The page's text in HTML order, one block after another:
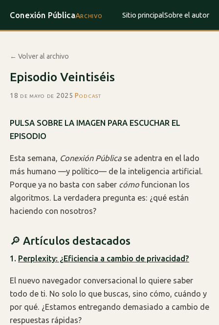
Conexión PúblicaArchivo Sitio principalSobre el autor
← Volver al archivo
Episodio Veintiséis
18 de mayo de 2025·Podcast
PULSA SOBRE LA IMAGEN PARA ESCUCHAR EL
EPISODIO
Esta semana, Conexión Pública se adentra en el lado
más humano —y político— de la inteligencia artificial.
Porque ya no basta con saber cómo funcionan los
algoritmos. La verdadera pregunta es: ¿qué están
haciendo con nosotros?
🔎 Artículos destacados
1. Perplexity: ¿Eficiencia a cambio de privacidad?
El nuevo navegador conversacional lo quiere saber
todo de ti. No solo lo que buscas, sino cómo, cuándo y
por qué. ¿Estamos entregando demasiado a cambio de
respuestas rápidas?